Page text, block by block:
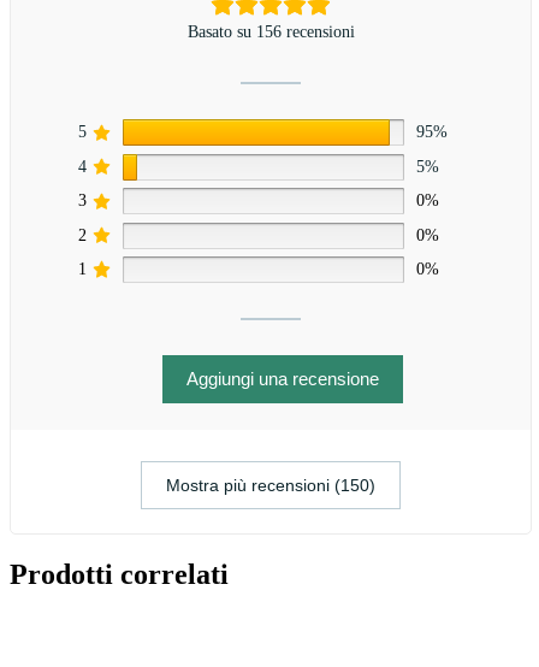
Basato su 156 recensioni
5
95%
4
5%
3
0%
2
0%
1
0%
Aggiungi una recensione
Mostra più recensioni (150)
Prodotti correlati